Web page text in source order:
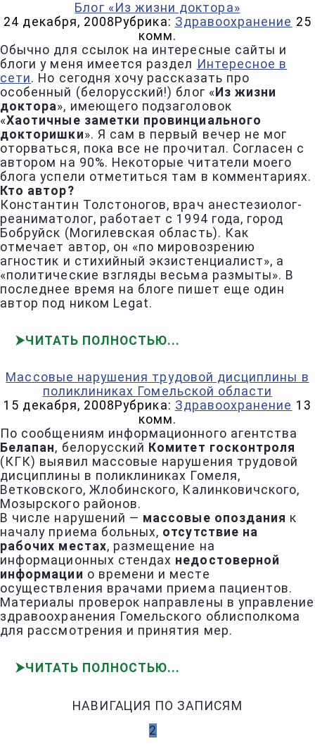
Блог «Из жизни доктора»
24 декабря, 2008 Рубрика: Здравоохранение 25
комм.
Обычно для ссылок на интересные сайты и
блоги у меня имеется раздел Интересное в
сети. Но сегодня хочу рассказать про
особенный (белорусский!) блог « Из жизни
доктора», имеющего подзаголовок
«Хаотичные заметки провинциального
докторишки». Я сам в первый вечер не мог
оторваться, пока все не прочитал. Согласен с
автором на 90%. Некоторые читатели моего
блога успели отметиться там в комментариях.
Кто автор?
Константин Толстоногов, врач анестезиолог-
реаниматолог, работает с 1994 года, город
Бобруйск (Могилевская область). Как
отмечает автор, он «по мировозрению
агностик и стихийный экзистенциалист», а
«политические взгляды весьма размыты». В
последнее время на блоге пишет еще один
автор под ником Legat.
ЧИТАТЬ ПОЛНОСТЬЮ
Массовые нарушения трудовой дисциплины в
поликлиниках Гомельской области
15 декабря, 2008 Рубрика: Здравоохранение 13
комм.
По сообщениям информационного агентства
Белапан, белорусский Комитет госконтроля
(КГК) выявил массовые нарушения трудовой
дисциплины в поликлиниках Гомеля,
Ветковского, Жлобинского, Калинковичского,
Мозырского районов.
В числе нарушений — массовые опоздания к
началу приема больных, отсутствие на
рабочих местах, размещение на
информационных стендах недостоверной
информации о времени и месте
осуществления врачами приема пациентов.
Материалы проверок направлены в управление
здравоохранения Гомельского облисполкома
для рассмотрения и принятия мер.
ЧИТАТЬ ПОЛНОСТЬЮ
НАВИГАЦИЯ ПО ЗАПИСЯМ
2